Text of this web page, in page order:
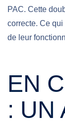
PAC. Cette
correcte. Ce
de leur
EN
: UN